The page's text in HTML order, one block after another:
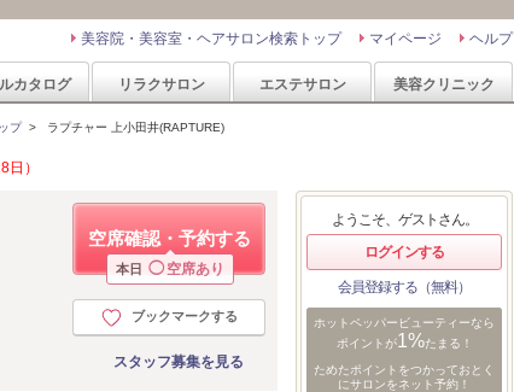
ヘルプ
マイページ
美容院・美容室・ヘアサロン検索トップ
カタログ リラクサロン エステサロン 美容クリニック
プ> ラプチャー 上小田井(RAPTURE)
）
空席確認・予約する
本日 ◯ 空席あり
ブックマークする
スタッフ募集を見る
ようこそ、ゲストさん。
ログインする
会員登録する（無料）
ホットペッパービューティーなら
ポイントが1%たまる！
ためたポイントをつかっておとく
にサロンをネット予約！